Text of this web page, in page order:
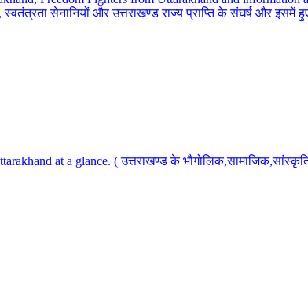
सेनानियों और उत्तराखण्ड राज्य प्राप्ति के संघर्ष और इसमें
at a glance. ( उत्तराखण्ड के